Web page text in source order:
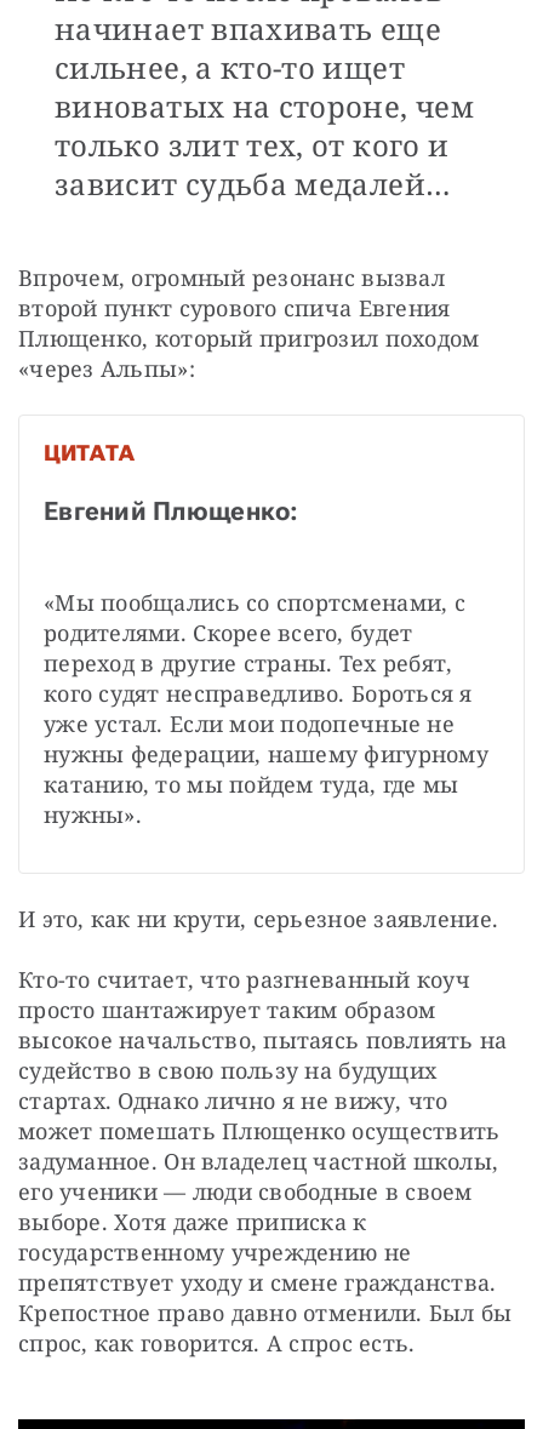
начинает впахивать еще
сильнее, а кто-то ищет
виноватых на стороне, чем
только злит тех, от кого и
зависит судьба медалей…
Впрочем, огромный резонанс вызвал
второй пункт сурового спича Евгения
Плющенко, который пригрозил походом
«через Альпы»:
ЦИТАТА
Евгений Плющенко:
«Мы пообщались со спортсменами, с
родителями. Скорее всего, будет
переход в другие страны. Тех ребят,
кого судят несправедливо. Бороться я
уже устал. Если мои подопечные не
нужны федерации, нашему фигурному
катанию, то мы пойдем туда, где мы
нужны».
И это, как ни крути, серьезное заявление.
Кто-то считает, что разгневанный коуч
просто шантажирует таким образом
высокое начальство, пытаясь повлиять на
судейство в свою пользу на будущих
стартах. Однако лично я не вижу, что
может помешать Плющенко осуществить
задуманное. Он владелец частной школы,
его ученики — люди свободные в своем
выборе. Хотя даже приписка к
государственному учреждению не
препятствует уходу и смене гражданства.
Крепостное право давно отменили. Был бы
спрос, как говорится. А спрос есть.